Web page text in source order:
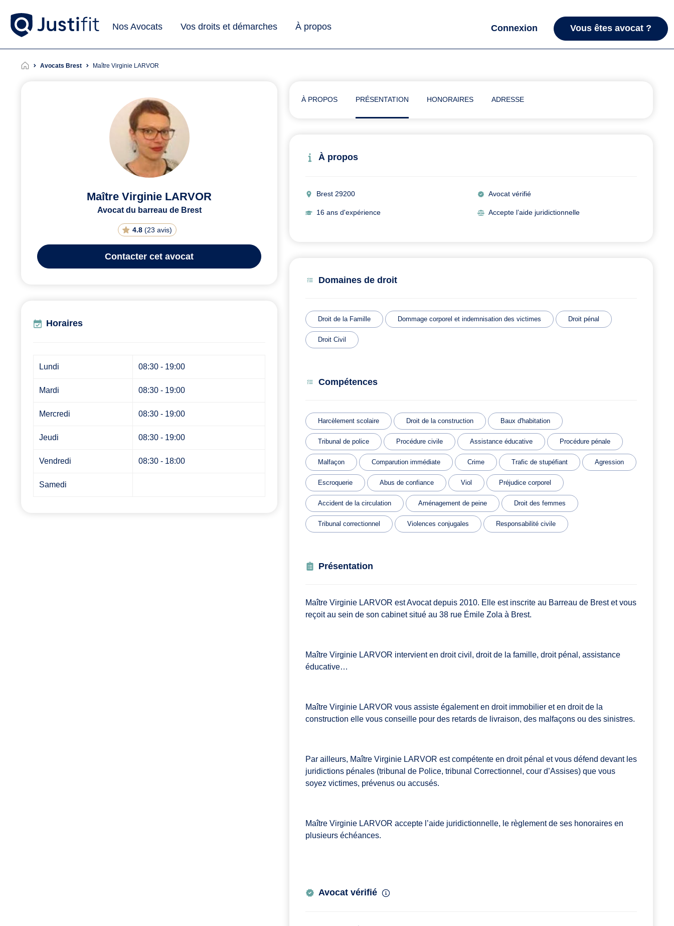
Nos Avocats Vos droits et démarches À propos Connexion Vous êtes avocat ?
Avocats Brest Maître Virginie LARVOR
Maître Virginie LARVOR
Avocat du barreau de Brest
4.8 (23 avis)
Contacter cet avocat
Horaires
Lundi 08:30 - 19:00
Mardi 08:30 - 19:00
Mercredi 08:30 - 19:00
Jeudi 08:30 - 19:00
Vendredi 08:30 - 18:00
Samedi
À PROPOS PRÉSENTATION HONORAIRES ADRESSE
À propos
Brest 29200 Avocat vérifié
16 ans d'expérience Accepte l’aide juridictionnelle
Domaines de droit
Droit de la Famille Dommage corporel et indemnisation des victimes Droit pénal
Droit Civil
Compétences
Harcèlement scolaire Droit de la construction Baux d'habitation
Tribunal de police Procédure civile Assistance éducative Procédure pénale
Malfaçon Comparution immédiate Crime Trafic de stupéfiant Agression
Escroquerie Abus de confiance Viol Préjudice corporel
Accident de la circulation Aménagement de peine Droit des femmes
Tribunal correctionnel Violences conjugales Responsabilité civile
Présentation
Maître Virginie LARVOR est Avocat depuis 2010. Elle est inscrite au Barreau de Brest et vous
reçoit au sein de son cabinet situé au 38 rue Émile Zola à Brest.
Maître Virginie LARVOR intervient en droit civil, droit de la famille, droit pénal, assistance
éducative…
Maître Virginie LARVOR vous assiste également en droit immobilier et en droit de la
construction elle vous conseille pour des retards de livraison, des malfaçons ou des sinistres.
Par ailleurs, Maître Virginie LARVOR est compétente en droit pénal et vous défend devant les
juridictions pénales (tribunal de Police, tribunal Correctionnel, cour d’Assises) que vous
soyez victimes, prévenus ou accusés.
Maître Virginie LARVOR accepte l’aide juridictionnelle, le règlement de ses honoraires en
plusieurs échéances.
Avocat vérifié